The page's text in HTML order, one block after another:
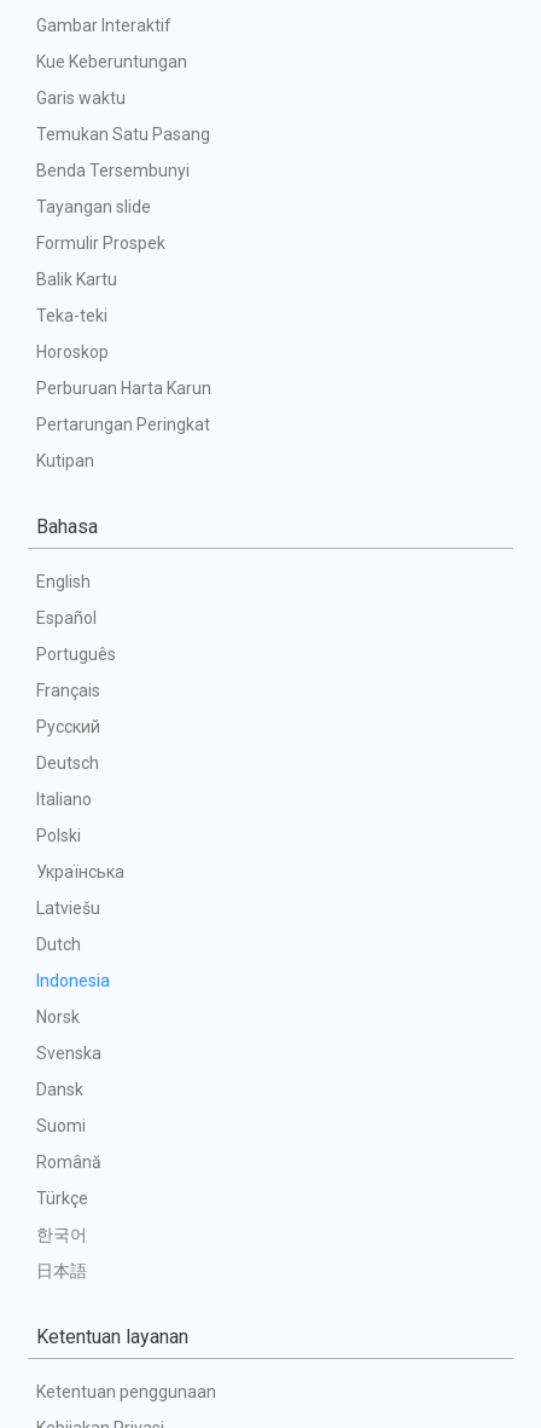
Gambar Interaktif
Kue Keberuntungan
Garis waktu
Temukan Satu Pasang
Benda Tersembunyi
Tayangan slide
Formulir Prospek
Balik Kartu
Teka-teki
Horoskop
Perburuan Harta Karun
Pertarungan Peringkat
Kutipan
Bahasa
English
Español
Português
Français
Русский
Deutsch
Italiano
Polski
Українська
Latviešu
Dutch
Indonesia
Norsk
Svenska
Dansk
Suomi
Română
Türkçe
한국어
日本語
Ketentuan layanan
Ketentuan penggunaan